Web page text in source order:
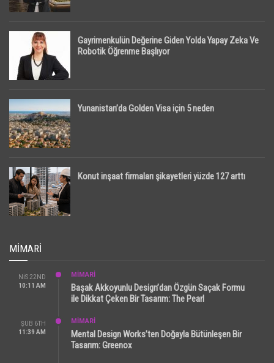
Gayrimenkulün Değerine Giden Yolda Yapay Zeka Ve
Robotik Öğrenme Başlıyor
Yunanistan’da Golden Visa için 5 neden
Konut inşaat firmaları şikayetleri yüzde 127 arttı
MIMARI
NIS 22ND
10:11 AM
MİMARİ
Başak Akkoyunlu Design’dan Özgün Saçak Formu
ile Dikkat Çeken Bir Tasarım: The Pearl
ŞUB 6TH
11:39 AM
MİMARİ
Mental Design Works’ten Doğayla Bütünleşen Bir
Tasarım: Greenox